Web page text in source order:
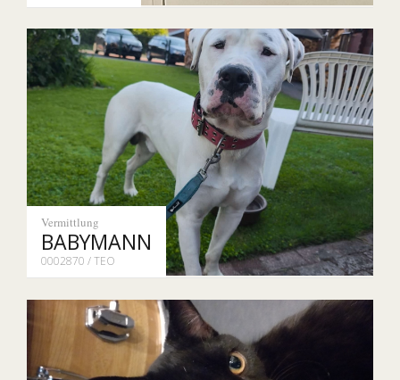
Vermittlung
BABYMANN
0002870 / TEO